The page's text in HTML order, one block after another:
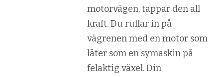
motorvägen, tappar den all
kraft. Du rullar in på
vägrenen med en motor som
låter som en symaskin på
felaktig växel. Din